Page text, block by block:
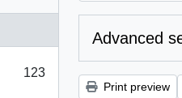
123
Advanced
Print preview